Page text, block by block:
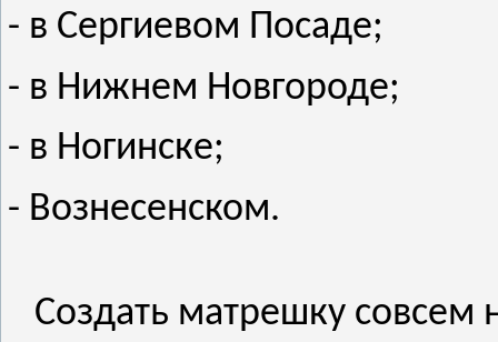
- в Сергиевом Посаде;
- в Нижнем Новгороде;
- в Ногинске;
- Вознесенском.
Создать матрешку совсем